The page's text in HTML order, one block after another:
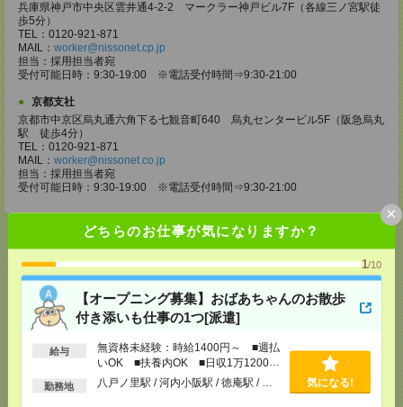
どちらのお仕事が気になりますか？
1/10
【オープニング募集】おばあちゃんのお散歩
付き添いも仕事の1つ[派遣]
給与
無資格未経験：時給1400円～ ■週払
いOK ■扶養内OK ■日収1万1200円
以上
勤務地 八戸ノ里駅 / 河内小阪駅 / 徳庵駅 / … 気になる!
×
兵庫県神戸市中央区雲井通4-2-2 マークラー神戸ビル7F（各線三ノ宮駅徒
歩5分）
TEL：0120-921-871
MAIL： worker@nissonet.cp.jp
担当：採用担当者宛
受付可能日時：9:30-19:00 ※電話受付時間⇒9:30-21:00
京都支社
京都市中京区烏丸通六角下る七観音町640 烏丸センタービル5F（阪急烏丸
駅 徒歩4分）
TEL：0120-921-871
MAIL： worker@nissonet.co.jp
担当：採用担当者宛
受付可能日時：9:30-19:00 ※電話受付時間⇒9:30-21:00
応募ページへ
気になる！